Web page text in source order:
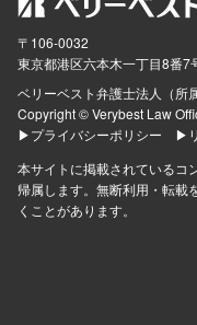
〒106-0032
東京都港区六本木一丁目8番7
ベリーベスト弁護士法人（所
Copyright © Verybest Law
▶プライバシーポリシー
▶
本サイトに掲載されているコ
帰属します。無断利用・転載
くことがあります。